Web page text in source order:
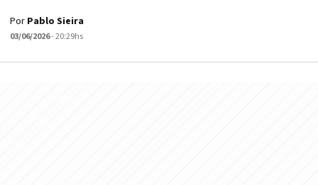
Por Pablo Sieira
03/06/2026- 20:29hs